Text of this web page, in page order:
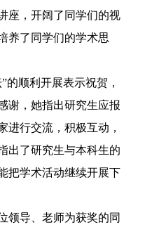
座，开阔了同学们的视
养了同学们的学术思
的顺利开展表示祝贺，
谢， 她指出研究生应报
进行交流，积极互动，
出了研究生与本科生的
把学术活动继续开展下
领导、老师为获奖的同